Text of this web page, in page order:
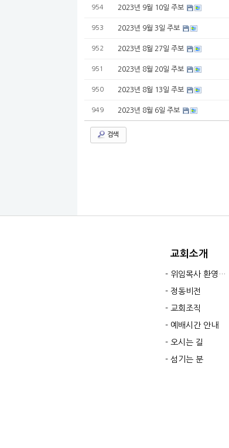
954 2023년 9월 10일 주보
953 2023년 9월 3일 주보
952 2023년 8월 27일 주보
951 2023년 8월 20일 주보
950 2023년 8월 13일 주보
949 2023년 8월 6일 주보
검색
교회소개
위임목사 환영인사
정동비전
교회조직
예배시간 안내
오시는 길
섬기는 분